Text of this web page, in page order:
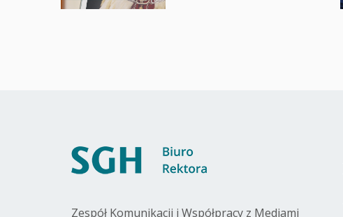
Zespół Komunikacji i Współpracy z Mediami